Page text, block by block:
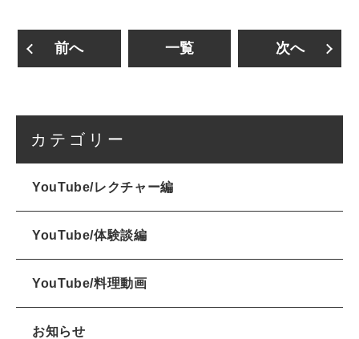
前へ 一覧 次へ
カテゴリー
YouTube/レクチャー編
YouTube/体験談編
YouTube/料理動画
お知らせ